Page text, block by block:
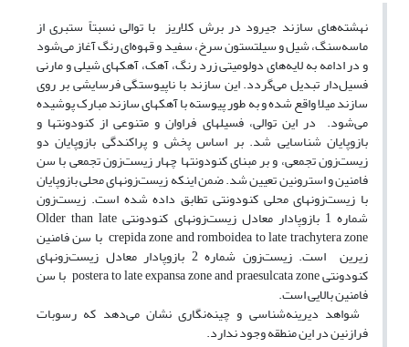
نهشته‌های سازند جیرود در برش کلاریز با توالی نسبتاً ستبری از
ماسه‌سنگ، شیل و سیلتستون سرخ، سفید و قهوه‌ای رنگ آغاز می‌شود
و در ادامه به لایه‌های دولومیتی زرد رنگ، آهک، آهکهای شیلی و مارنی
فسیل‌دار تبدیل می‌گردد. این سازند با ناپیوستگی فرسایشی بر روی
سازند میلا واقع شده و به طور پیوسته با آهکهای سازند مبارک پوشیده
می‌شود. در این توالی، فسیلهای فراوان و متنوعی از کنودونتها و
بازوپایان شناسایی شد. بر اساس پخش و پراکندگی بازوپایان دو
زیست‌زون تجمعی، و بر مبنای کنودونتها چهار زیست‌زون تجمعی با سن
فامنین و استرونین تعیین شد. ضمن اینکه زیست‌زونهای محلی بازوپایان
با زیست‌زونهای محلی کنودونتی تطابق داده شده است. زیست‌زون
شماره 1 بازوپادار معادل زیست‌زونهای کنودونتی Older than late
crepida zone and romboidea to late trachytera zone با سن فامنین
زیرین است. زیست‌زون شماره 2 بازوپادار معادل زیست‌زونهای
کنودونتی postera to late expansa zone and praesulcata zone با سن
فامنین بالایی است.
شواهد دیرینه‌شناسی و چینه‌نگاری نشان می‌دهد که رسوبات
فرازنین در این منطقه وجود ندارد.